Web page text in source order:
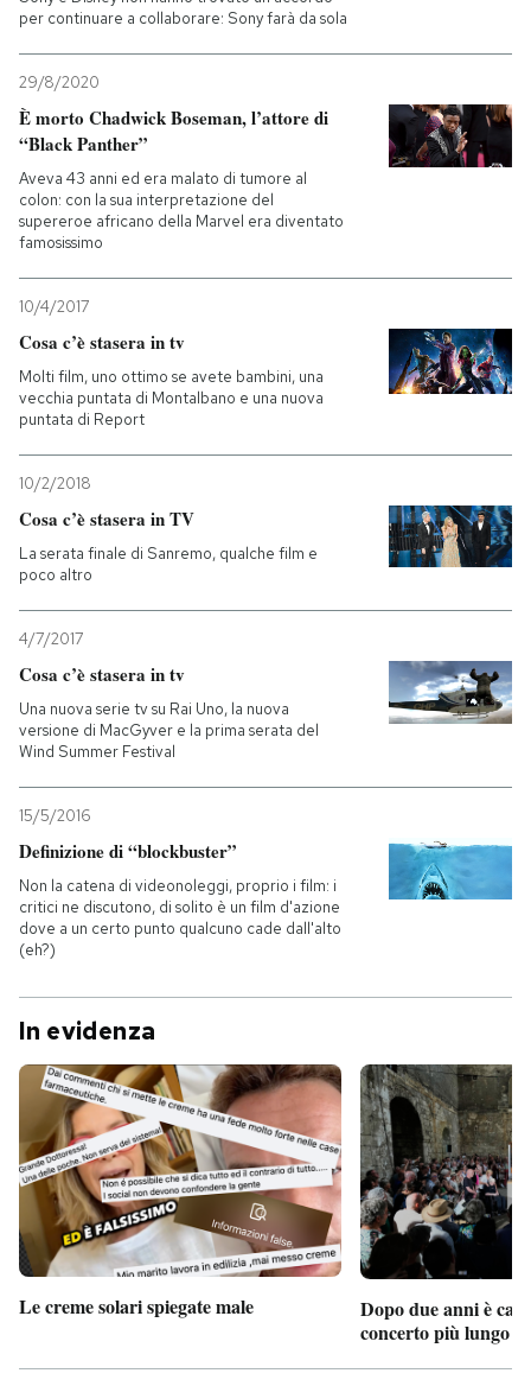
per continuare a collaborare: Sony farà da sola
29/8/2020
È morto Chadwick Boseman, l’attore di
“Black Panther”
Aveva 43 anni ed era malato di tumore al
colon: con la sua interpretazione del
supereroe africano della Marvel era diventato
famosissimo
10/4/2017
Cosa c’è stasera in tv
Molti film, uno ottimo se avete bambini, una
vecchia puntata di Montalbano e una nuova
puntata di Report
10/2/2018
Cosa c’è stasera in TV
La serata finale di Sanremo, qualche film e
poco altro
4/7/2017
Cosa c’è stasera in tv
Una nuova serie tv su Rai Uno, la nuova
versione di MacGyver e la prima serata del
Wind Summer Festival
15/5/2016
Definizione di “blockbuster”
Non la catena di videonoleggi, proprio i film: i
critici ne discutono, di solito è un film d'azione
dove a un certo punto qualcuno cade dall'alto
(eh?)
In evidenza
Le creme solari spiegate male
Dopo due anni è
concerto più lungo